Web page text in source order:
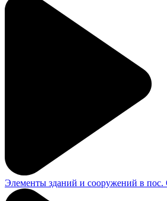
Элементы зданий и сооружений в пос.